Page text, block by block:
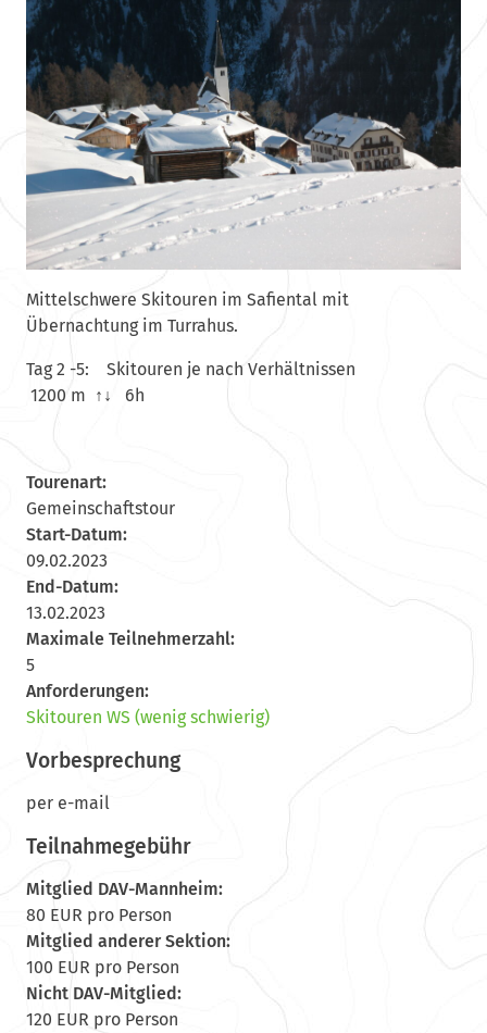
Mittelschwere Skitouren im Safiental mit
Übernachtung im Turrahus.
Tag 2 -5: Skitouren je nach Verhältnissen
1200 m ↑↓ 6h
Tourenart:
Gemeinschaftstour
Start-Datum:
09.02.2023
End-Datum:
13.02.2023
Maximale Teilnehmerzahl:
5
Anforderungen:
Skitouren WS (wenig schwierig)
Vorbesprechung
per e-mail
Teilnahmegebühr
Mitglied DAV-Mannheim:
80 EUR pro Person
Mitglied anderer Sektion:
100 EUR pro Person
Nicht DAV-Mitglied:
120 EUR pro Person